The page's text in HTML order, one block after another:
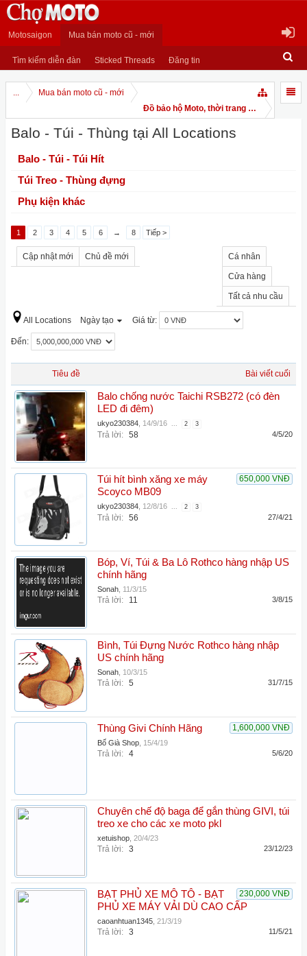
Motosaigon Mua bán moto cũ - mới
Tìm kiếm diễn đàn Sticked Threads Đăng tin
...
Mua bán moto cũ - mới
Đồ bảo hộ Moto, thời trang Moto
Balo - Túi - Thùng tại All Locations
Balo - Túi - Túi Hít
Túi Treo - Thùng đựng
Phụ kiện khác
1 2 3 4 5 6 → 8 Tiếp >
Cập nhật mới Chủ đề mới Cá nhân
Cửa hàng
Tất cả nhu cầu
All Locations Ngày tạo Giá từ:
Đến:
Tiêu đề Bài viết cuối
Balo chống nước Taichi RSB272 (có đèn
LED đi đêm)
ukyo230384 14/9/16 ... 2 3
Trả lời: 58 4/5/20
650,000 VNĐ
Túi hít bình xăng xe máy
Scoyco MB09
ukyo230384 12/8/16 ... 2 3
Trả lời: 56 27/4/21
Bóp, Ví, Túi & Ba Lô Rothco hàng nhập US
chính hãng
Sonah 11/3/15
Trả lời: 11 3/8/15
Bình, Túi Đựng Nước Rothco hàng nhập
US chính hãng
Sonah 10/3/15
Trả lời: 5 31/7/15
1,600,000 VNĐ
Thùng Givi Chính Hãng
Bố Già Shop 15/4/19
Trả lời: 4 5/6/20
Chuyên chế độ baga để gắn thùng GIVI, túi
treo xe cho các xe moto pkl
xetuishop 20/4/23
Trả lời: 3 23/12/23
230,000 VNĐ
BẠT PHỦ XE MÔ TÔ - BẠT
PHỦ XE MÁY VẢI DÙ CAO CẤP
caoanhtuan1345 21/3/19
Trả lời: 3 11/5/21